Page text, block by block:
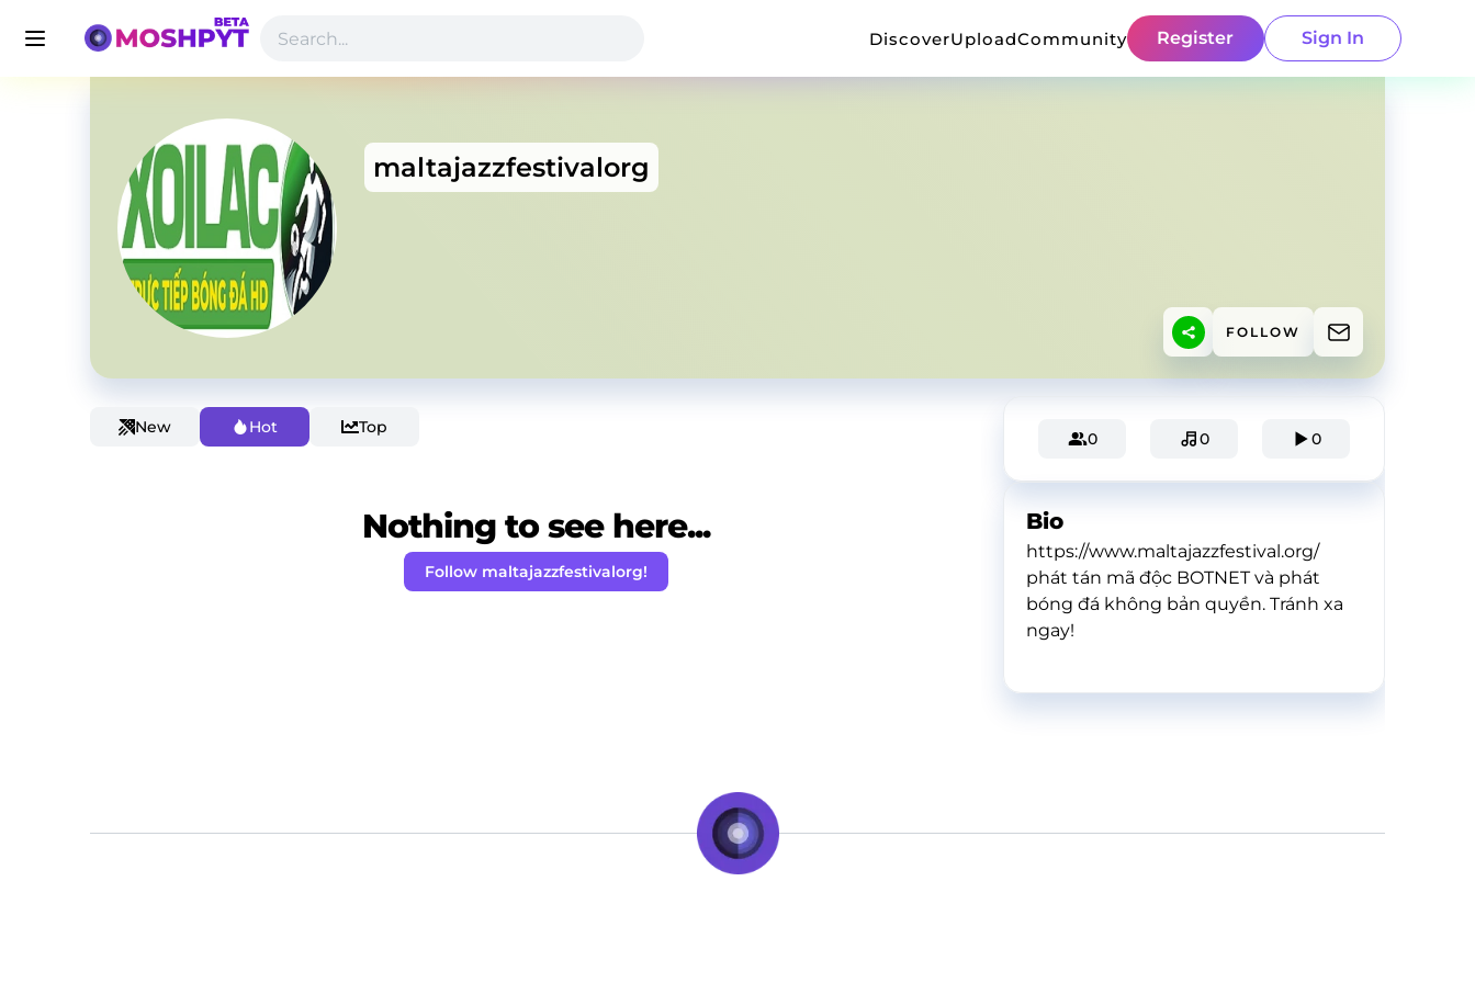
DiscoverUploadCommunity Register Sign In
maltajazzfestivalorg
FOLLOW
New Hot Top
Nothing to see here...
Follow maltajazzfestivalorg!
0 0 0
Bio
https://www.maltajazzfestival.org/
phát tán mã độc BOTNET và phát
bóng đá không bản quyền. Tránh xa
ngay!